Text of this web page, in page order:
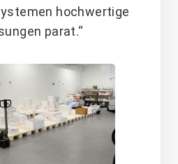
hochwertige
parat.“